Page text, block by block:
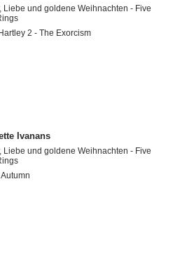
Liebe und goldene Weihnachten - Five
2 - The Exorcism
Ivanans
Liebe und goldene Weihnachten - Five